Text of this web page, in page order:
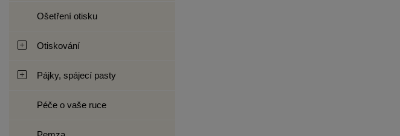
Ošetření otisku
Otiskování
Pájky, spájecí pasty
Péče o vaše ruce